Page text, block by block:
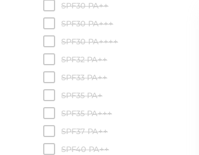
SPF30 PA++
SPF30 PA+++
SPF30 PA++++
SPF32 PA++
SPF33 PA++
SPF35 PA+
SPF35 PA+++
SPF37 PA++
SPF40 PA++